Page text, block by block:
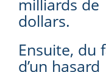
dollars.
Ensuite, du
d’un hasard